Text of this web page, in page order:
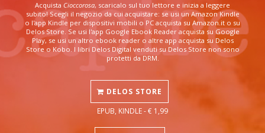
Acquista Cioccorosa, scaricalo sul tuo lettore e inizia a leggere
subito! Scegli il negozio da cui acquistare: se usi un Amazon Kindle
o l'app Kindle per dispositivi mobili o PC acquista su Amazon.it o su
Delos Store. Se usi l'app Google Ebook Reader acquista su Google
Play, se usi un altro ebook reader o altre app acquista su Delos
Store o Kobo. I libri Delos Digital venduti su Delos Store non sono
protetti da DRM.
DELOS STORE
EPUB, KINDLE - € 1,99